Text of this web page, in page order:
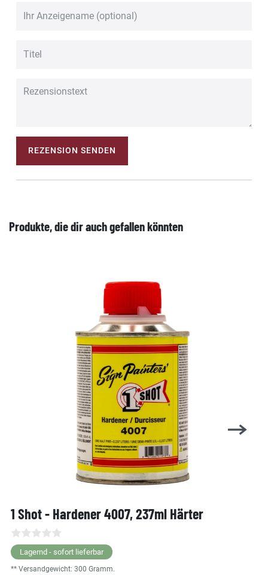
REZENSION SENDEN
Produkte, die dir auch gefallen könnten
1 Shot - Hardener 4007, 237ml Härter
Lagernd - sofort lieferbar
** Versandgewicht: 300 Gramm.